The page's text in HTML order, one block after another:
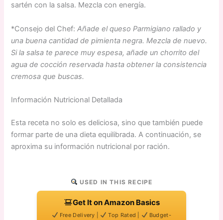
sartén con la salsa. Mezcla con energía.
*Consejo del Chef:Añade el queso Parmigiano rallado y
una buena cantidad de pimienta negra. Mezcla de nuevo.
Si la salsa te parece muy espesa, añade un chorrito del
agua de cocción reservada hasta obtener la consistencia
cremosa que buscas.
Información Nutricional Detallada
Esta receta no solo es deliciosa, sino que también puede
formar parte de una dieta equilibrada. A continuación, se
aproxima su información nutricional por ración.
USED IN THIS RECIPE
Get It on Amazon Basics
Free Delivery | Top Rated |
Budget-